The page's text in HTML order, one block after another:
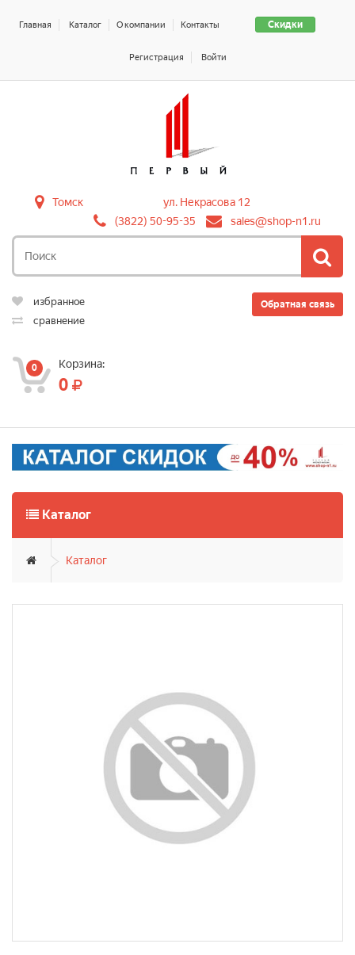
Скидки
Главная Каталог О компании Контакты
Регистрация Войти
Томск
ул. Некрасова 12
(3822) 50-95-35
sales@shop-n1.ru
Обратная связь
избранное
сравнение
0 Корзина:
0
Каталог
Каталог